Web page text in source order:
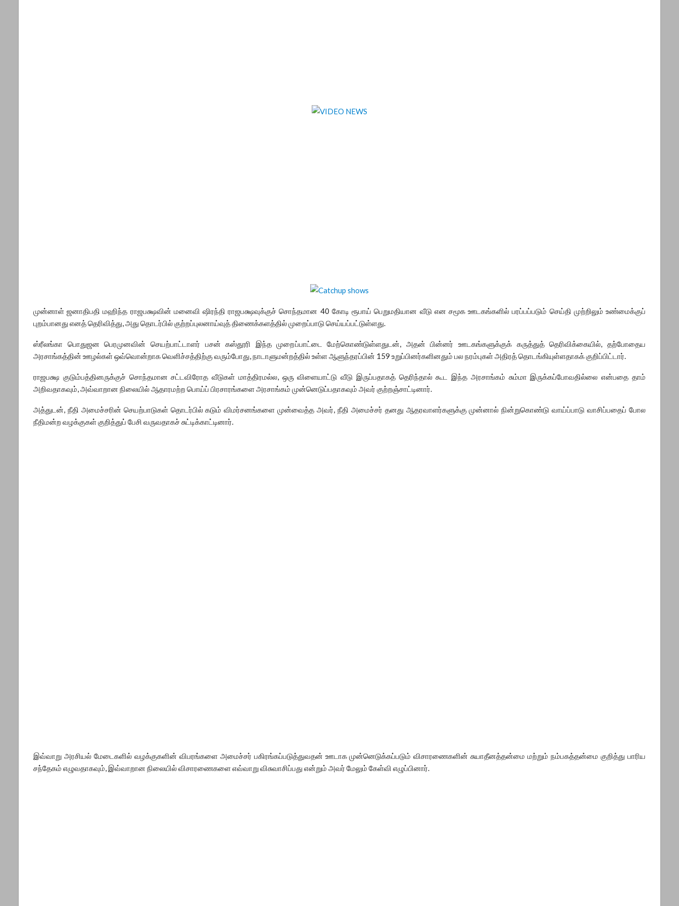
முன்னாள் ஜனாதிபதி மஹிந்த ராஜபக்ஷவின் மனைவி ஷிரந்தி ராஜபக்ஷவுக்குச் சொந்தமான 40 கோடி ரூபாய் பெறுமதியான வீடு என சமூக ஊடகங்களில் பரப்பப்படும் செய்தி முற்றிலும் உண்மைக்குப்
புறம்பானது எனத் தெரிவித்து, அது தொடர்பில் குற்றப்புலனாய்வுத் திணைக்களத்தில் முறைப்பாடு செய்யப்பட்டுள்ளது.
ஸ்ரீலங்கா பொதுஜன பெரமுனவின் செயற்பாட்டாளர் பசன் கஸ்தூரி இந்த முறைப்பாட்டை மேற்கொண்டுள்ளதுடன், அதன் பின்னர் ஊடகங்களுக்குக் கருத்துத் தெரிவிக்கையில், தற்போதைய
அரசாங்கத்தின் ஊழல்கள் ஒவ்வொன்றாக வெளிச்சத்திற்கு வரும்போது, நாடாளுமன்றத்தில் உள்ள ஆளுந்தரப்பின் 159 உறுப்பினர்களினதும் பல நரம்புகள் அதிரத் தொடங்கியுள்ளதாகக் குறிப்பிட்டார்.
ராஜபக்ஷ குடும்பத்தினருக்குச் சொந்தமான சட்டவிரோத வீடுகள் மாத்திரமல்ல, ஒரு விளையாட்டு வீடு இருப்பதாகத் தெரிந்தால் கூட இந்த அரசாங்கம் சும்மா இருக்கப்போவதில்லை என்பதை தாம்
அறிவதாகவும், அவ்வாறான நிலையில் ஆதாரமற்ற பொய்ப் பிரசாரங்களை அரசாங்கம் முன்னெடுப்பதாகவும் அவர் குற்றஞ்சாட்டினார்.
அத்துடன், நீதி அமைச்சரின் செயற்பாடுகள் தொடர்பில் கடும் விமர்சனங்களை முன்வைத்த அவர், நீதி அமைச்சர் தனது ஆதரவாளர்களுக்கு முன்னால் நின்றுகொண்டு வாய்ப்பாடு வாசிப்பதைப் போல
நீதிமன்ற வழக்குகள் குறித்துப் பேசி வருவதாகச் சுட்டிக்காட்டினார்.
இவ்வாறு அரசியல் மேடைகளில் வழக்குகளின் விபரங்களை அமைச்சர் பகிரங்கப்படுத்துவதன் ஊடாக முன்னெடுக்கப்படும் விசாரணைகளின் சுயாதீனத்தன்மை மற்றும் நம்பகத்தன்மை குறித்து பாரிய
சந்தேகம் எழுவதாகவும், இவ்வாறான நிலையில் விசாரணைகளை எவ்வாறு விசுவாசிப்பது என்றும் அவர் மேலும் கேள்வி எழுப்பினார்.